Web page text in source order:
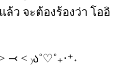
ว จะต้องร้องว่า โออิ
⤙ ˂ ₎ა˚♡˚₊‧⁺˖